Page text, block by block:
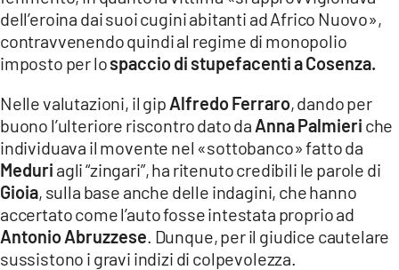
dell’eroina dai suoi cugini abitanti ad Africo Nuovo»,
contravvenendo quindi al regime di monopolio
imposto per lospaccio di stupefacenti a Cosenza.
Nelle valutazioni, il gip Alfredo Ferraro, dando per
buono l’ulteriore riscontro dato da Anna Palmieri che
individuava il movente nel «sottobanco» fatto da
Meduri agli “zingari”, ha ritenuto credibili le parole di
Gioia, sulla base anche delle indagini, che hanno
accertato come l’auto fosse intestata proprio ad
Antonio Abruzzese . Dunque, per il giudice cautelare
sussistono i gravi indizi di colpevolezza.